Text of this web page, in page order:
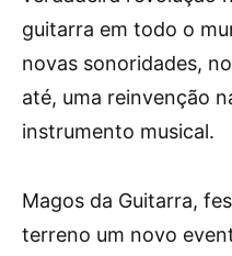
guitarra em todo o
novas sonoridades,
até, uma reinvenção
instrumento musical.
Magos da Guitarra,
terreno um novo